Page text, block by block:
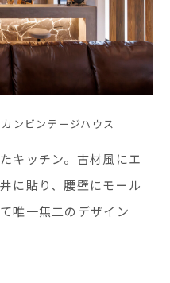
キッチン。古材風にエ
に貼り、腰壁にモール
唯一無二のデザイン